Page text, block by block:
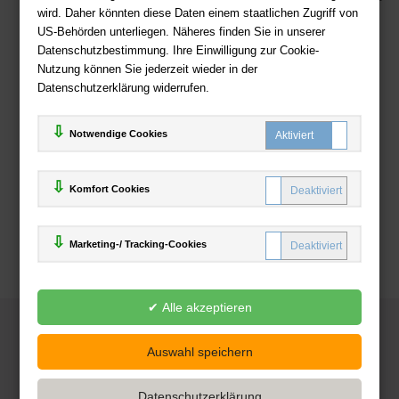
wird. Daher könnten diese Daten einem staatlichen Zugriff von
US-Behörden unterliegen. Näheres finden Sie in unserer
Datenschutzbestimmung. Ihre Einwilligung zur Cookie-
Nutzung können Sie jederzeit wieder in der
Datenschutzerklärung widerrufen.
Notwendige Cookies
Komfort Cookies
Marketing-/ Tracking-Cookies
Zahlweisen
Deutsche-Buchhandlung.de
www.deutsche-buchhandlung.de ist ein Angebot der
Handelsgesellschaft mbH
Powered by Inooga